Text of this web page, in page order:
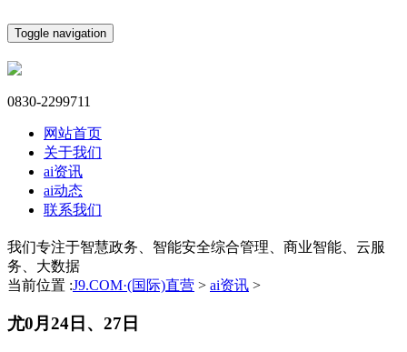
Toggle navigation
0830-2299711
网站首页
关于我们
ai资讯
ai动态
联系我们
我们专注于智慧政务、智能安全综合管理、商业智能、云服
务、大数据
当前位置 :J9.COM·(国际)直营 > ai资讯 >
尤0月24日、27日